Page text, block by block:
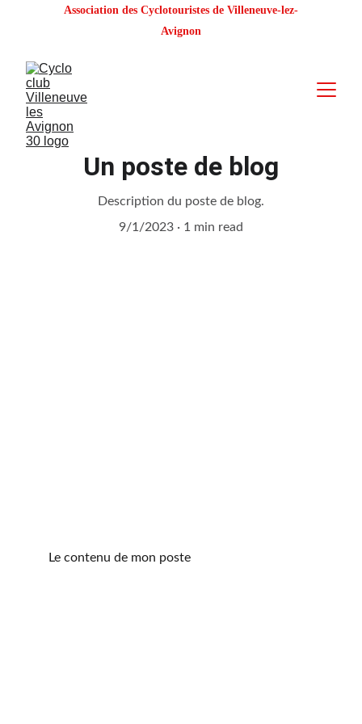
Association des Cyclotouristes de Villeneuve-lez-
Avignon
Un poste de blog
Description du poste de blog.
9/1/2023
1 min read
Le contenu de mon poste